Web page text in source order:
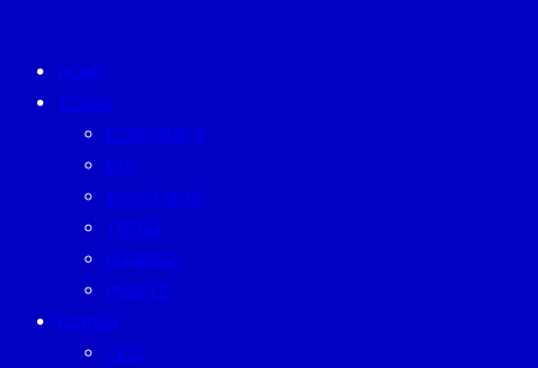
HOME
TODAY
ECONOMICS
ESG
INVESTMENT
TREND
BUSINESS
PEOPLE
FORUM
CEO